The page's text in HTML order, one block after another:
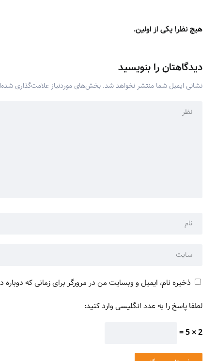
هیچ نظر! یکی از اولین.
دیدگاهتان را بنویسید
نشانی ایمیل شما منتشر نخواهد شد. بخش‌های موردنیاز علامت‌گذاری
ذخیره نام، ایمیل و وبسایت من در مرورگر برای زمانی که
لطفا پاسخ را به عدد انگلیسی وارد کنید:
2 × 5 =